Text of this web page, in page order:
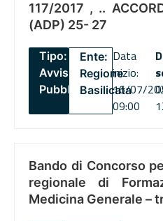
117/2017 , ..
(ADP) 25- 27
Tipo:
Avviso
Pubblico
Ente:
Regione
Basilicata
Data
inizio:
16/07/
09:00
Bando di Concorso
regionale di
Medicina Generale –